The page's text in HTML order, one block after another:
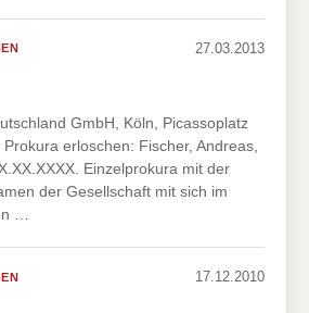
27.03.2013
GmbH, Köln, Picassoplatz
erloschen: Fischer, Andreas,
Einzelprokura mit der
der Gesellschaft mit sich im
…
17.12.2010